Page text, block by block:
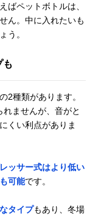
ばペットボトルは、
ん。中に入れたいも
う。
も
2種類があります。
れませんが、音がと
くい利点がありま
ッサー式はより低い
可能です。
タイプもあり、冬場